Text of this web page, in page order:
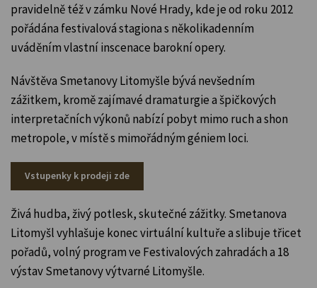
pravidelně též v zámku Nové Hrady, kde je od roku 2012
pořádána festivalová stagiona s několikadenním
uváděním vlastní inscenace barokní opery.
Návštěva Smetanovy Litomyšle bývá nevšedním
zážitkem, kromě zajímavé dramaturgie a špičkových
interpretačních výkonů nabízí pobyt mimo ruch a shon
metropole, v místě s mimořádným géniem loci.
Vstupenky k prodeji zde
Živá hudba, živý potlesk, skutečné zážitky. Smetanova
Litomyšl vyhlašuje konec virtuální kultuře a slibuje třicet
pořadů, volný program ve Festivalových zahradách a 18
výstav Smetanovy výtvarné Litomyšle.